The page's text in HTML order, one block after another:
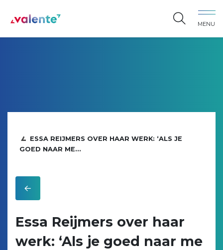
MENU
ESSA REIJMERS OVER HAAR WERK: ‘ALS JE
GOED NAAR ME...
Essa Reijmers over haar
werk: ‘Als je goed naar me